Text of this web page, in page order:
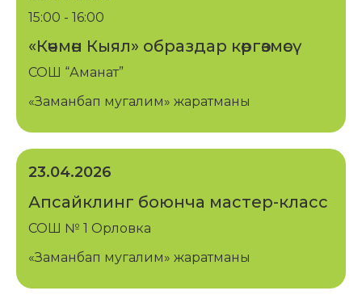
15:00 - 16:00
«Көчмөн Кыял» образдар көргөзмөсү
СОШ “Аманат”
«Заманбап мугалим» жаратманы
23.04.2026
Апсайклинг боюнча мастер-класс
СОШ № 1 Орловка
«Заманбап мугалим» жаратманы